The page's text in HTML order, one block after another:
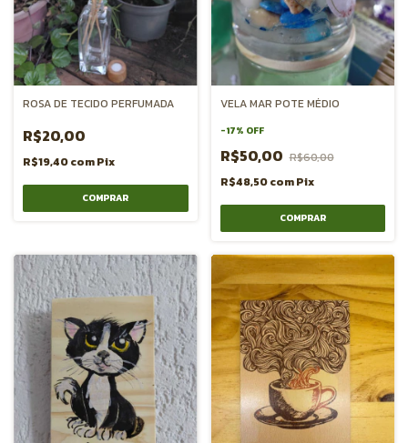
ROSA DE TECIDO PERFUMADA
R$20,00
R$19,40comPix
VELA MAR POTE MÉDIO
-17% OFF
R$50,00 R$60,00
R$48,50comPix